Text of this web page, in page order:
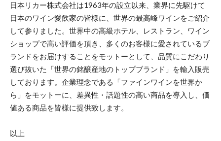
日本リカー株式会社は1963年の設立以来、業界に先駆けて
日本のワイン愛飲家の皆様に、世界の最高峰ワインをご紹介
して参りました。世界中の高級ホテル、レストラン、ワイン
ショップで高い評価を頂き、多くのお客様に愛されているブ
ランドをお届けすることをモットーとして、品質にこだわり
選び抜いた「世界の銘醸産地のトップブランド」を輸入販売
しております。企業理念である「ファインワインを世界か
ら」をモットーに、差異性・話題性の高い商品を導入し、価
値ある商品を皆様に提供致します。
以上